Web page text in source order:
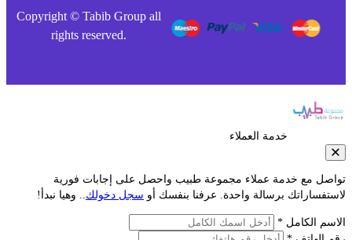
Copyright © Tabib Group all
rights reserved.
خدمة العملاء
مع خدمة عملاء مجموعة طبيب واحصل على إجابات فورية
برسالة واحدة. عرفنا بنفسك أوسجل دخولك.. وهيا نبدأ!
الكامل *